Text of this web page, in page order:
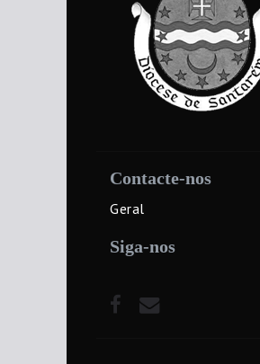
Contacte-nos
Geral
Siga-nos